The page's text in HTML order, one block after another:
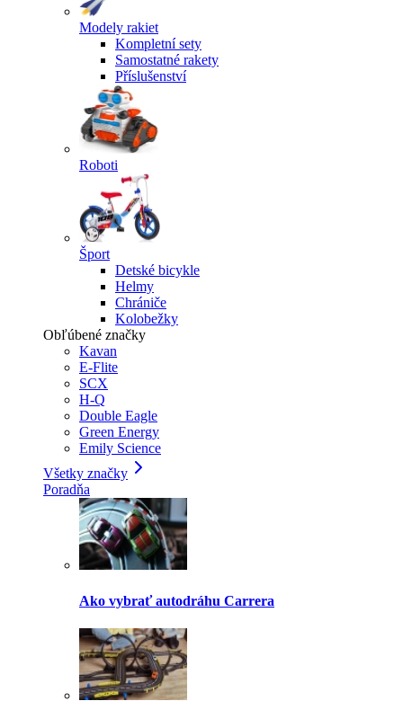
Modely rakiet
Kompletní sety
Samostatné rakety
Příslušenství
Roboti
Šport
Detské bicykle
Helmy
Chrániče
Kolobežky
Obľúbené značky
Kavan
E-Flite
SCX
H-Q
Double Eagle
Green Energy
Emily Science
Všetky značky
Poradňa
Ako vybrať autodráhu Carrera